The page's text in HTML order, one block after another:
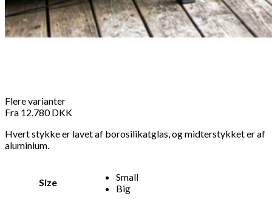
Flere varianter
Fra 12.780DKK
Hvert stykke er lavet af borosilikatglas, og midterstykket er af
aluminium.
Size
Small
Big